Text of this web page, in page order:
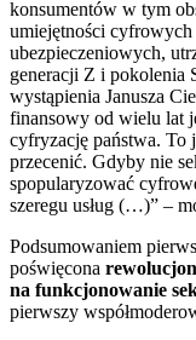
konsumentów w tym
umiejętności
ubezpieczeniowych,
generacji Z i pokolenia
wystąpienia Janusza
finansowy od wielu lat
cyfryzację państwa. To
przecenić. Gdyby nie
spopularyzować
szeregu usług (…)” –
Podsumowaniem
poświęcona
na funkcjonowanie
pierwszy